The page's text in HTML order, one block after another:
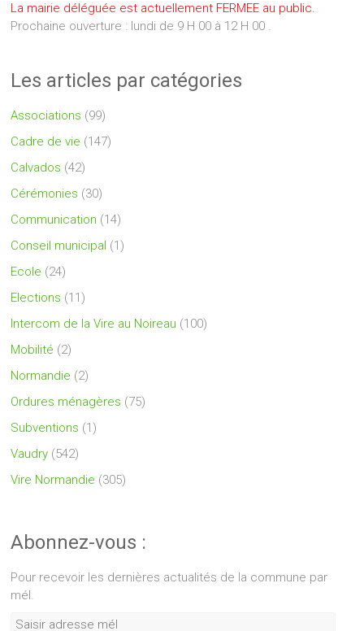
La mairie déléguée est actuellement FERMEE au public.
Prochaine ouverture : lundi de 9 H 00 à 12 H 00 .
Les articles par catégories
Associations (99)
Cadre de vie (147)
Calvados (42)
Cérémonies (30)
Communication (14)
Conseil municipal (1)
Ecole (24)
Elections (11)
Intercom de la Vire au Noireau (100)
Mobilité (2)
Normandie (2)
Ordures ménagères (75)
Subventions (1)
Vaudry (542)
Vire Normandie (305)
Abonnez-vous :
Pour recevoir les dernières actualités de la commune par
mél.
Saisir